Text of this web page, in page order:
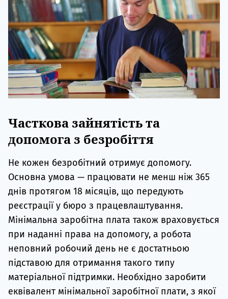
Часткова зайнятість та
допомога з безробіття
Не кожен безробітний отримує допомогу.
Основна умова — працювати не менш ніж 365
днів протягом 18 місяців, що передують
реєстрації у бюро з працевлаштування.
Мінімальна заробітна плата також враховується
при наданні права на допомогу, а робота
неповний робочий день не є достатньою
підставою для отримання такого типу
матеріальної підтримки. Необхідно заробити
еквівалент мінімальної заробітної плати, з якої